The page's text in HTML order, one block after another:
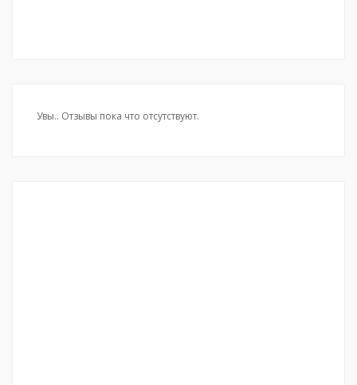
Увы.. Отзывы пока что отсутствуют.